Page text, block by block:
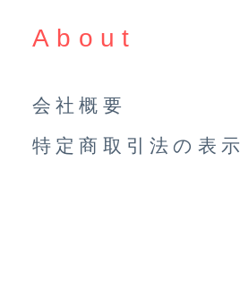
About
会社概要
特定商取引法の表示